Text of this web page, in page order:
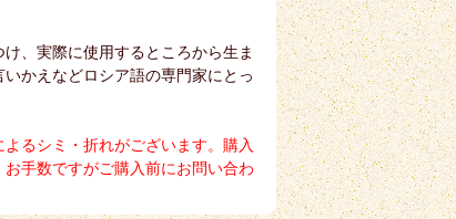
、実際に使用するところから生ま
かえなどロシア語の専門家にとっ
るシミ・折れがございます。購入
手数ですがご購入前にお問い合わ